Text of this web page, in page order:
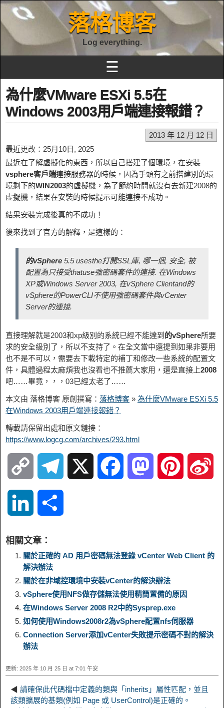
落格博客
Log everything.
☰
為什麼VMware ESXi 5.5在
Windows 2003用戶端連接報錯？
2013 年 12 月 12 日
最近更改：25月10日, 2025
最近在了解虛擬化的東西，所以自己搭建了個環境，在安裝
vsphere客戶端連接服務器的時候，因為手頭有之前搭建別的環
境剩下的WIN2003的虛擬機，為了節約時間就沒有去新建2008的
虛擬機，結果在安裝的時候提示可能連接不成功。
結果安裝完成後真的不成功！
後來找到了官方的解釋，是這樣的：
的vSphere 5.5 usesthe打開SSL庫, 哪一個, 安全, 被
配置為只接受thatuse強密碼套件的連接. 在Windows
XP或Windows Server 2003, 在vSphere Clientand的
vSphere的PowerCLI不使用強密碼套件與vCenter
Server的連接.
直接理解就是2003和xp級別的系統已經不能達到 的vSphere所要
求的安全級別了，所以不支持了。在全文當中還提到如果非要用
也不是不可以，需要去下載特定的補丁和修改一些系統的配置文
件，具體過程太麻煩我也沒看也不推薦大家用，還是直接上2008
吧……畢竟，，，03已經太老了……
本文由 落格博客 原創撰寫： 落格博客 » 為什麼VMware ESXi 5.5
在Windows 2003用戶端連接報錯？
轉載請保留出處和原文鏈接：
https://www.logcg.com/archives/293.html
o
y
L
i
n
k
r
a
o
o
d
o
r
e
t o
n
k
e
d
n
a
r
e
相關文章：
關於正確的 AD 用戶密碼無法登錄 vCenter Web Client 的
解決辦法
關於在非域控環境中安裝vCenter的解決辦法
vSphere使用NFS做存儲無法使用精簡置備的原因
在Windows Server 2008 R2中的Sysprep.exe
如何使用Windows2008r2為vSphere配置nfs伺服器
Connection Server添加vCenter失敗提示密碼不對的解決
辦法
更新: 2025 年 10 月 25 日 at 7:01 午安
◀ 請確保此代碼檔中定義的類與「inherits」屬性匹配，並且
該類擴展的基類(例如 Page 或 UserControl)是正確的。